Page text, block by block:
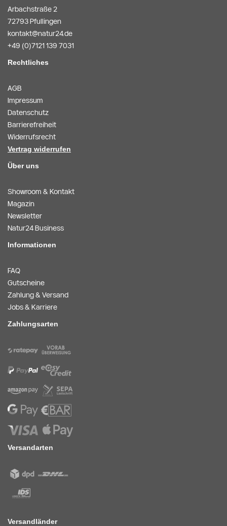
Arbachstraße 2
72793 Pfullingen
kontakt@natur24.de
+49 (0)7121 139 7031
Rechtliches
AGB
Impressum
Datenschutz
Barrierefreiheit
Widerrufsrecht
Vertrag widerrufen
Über uns
Showroom & Kontakt
Magazin
Newsletter
Natur24 Business
Informationen
FAQ
Gutscheine
Zahlung & Versand
Jobs & Karriere
Zahlungsarten
Versandarten
Versandländer